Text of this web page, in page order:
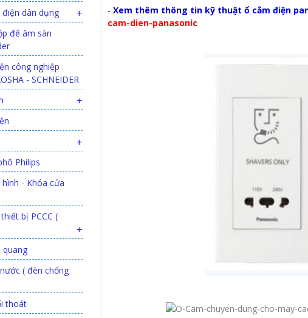
- Xem thêm thông tin kỹ thuật ổ cắm điện
cam-dien-panasonic
dân dụng +
đế âm sàn
công nghiệp
- SCHNEIDER
+
+
Philips
- Khóa cửa
bị PCCC (
+
quang
( đèn chống
thoát